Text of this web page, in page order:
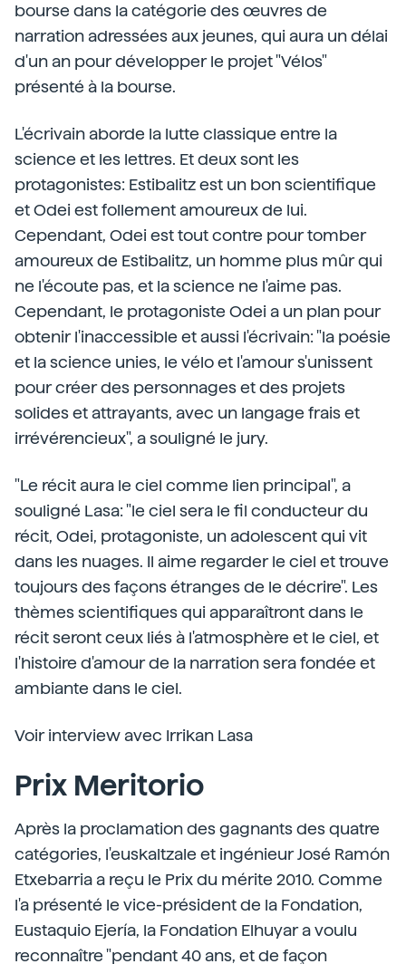
bourse dans la catégorie des œuvres de
narration adressées aux jeunes, qui aura un délai
d'un an pour développer le projet "Vélos"
présenté à la bourse.
L'écrivain aborde la lutte classique entre la
science et les lettres. Et deux sont les
protagonistes: Estibalitz est un bon scientifique
et Odei est follement amoureux de lui.
Cependant, Odei est tout contre pour tomber
amoureux de Estibalitz, un homme plus mûr qui
ne l'écoute pas, et la science ne l'aime pas.
Cependant, le protagoniste Odei a un plan pour
obtenir l'inaccessible et aussi l'écrivain: "la poésie
et la science unies, le vélo et l'amour s'unissent
pour créer des personnages et des projets
solides et attrayants, avec un langage frais et
irrévérencieux", a souligné le jury.
"Le récit aura le ciel comme lien principal", a
souligné Lasa: "le ciel sera le fil conducteur du
récit, Odei, protagoniste, un adolescent qui vit
dans les nuages. Il aime regarder le ciel et trouve
toujours des façons étranges de le décrire". Les
thèmes scientifiques qui apparaîtront dans le
récit seront ceux liés à l'atmosphère et le ciel, et
l'histoire d'amour de la narration sera fondée et
ambiante dans le ciel.
Voir interview avec Irrikan Lasa
Prix Meritorio
Après la proclamation des gagnants des quatre
catégories, l'euskaltzale et ingénieur José Ramón
Etxebarria a reçu le Prix du mérite 2010. Comme
l'a présenté le vice-président de la Fondation,
Eustaquio Ejería, la Fondation Elhuyar a voulu
reconnaître "pendant 40 ans, et de façon